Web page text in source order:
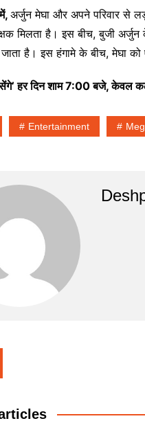
अर्जुन मेघा और अपने परिवार से
मिलता है। इस बीच, बुजी
है। इस हंगामे के बीच, मेघा को
हर दिन शाम 7:00 बजे, केवल
Entertainment